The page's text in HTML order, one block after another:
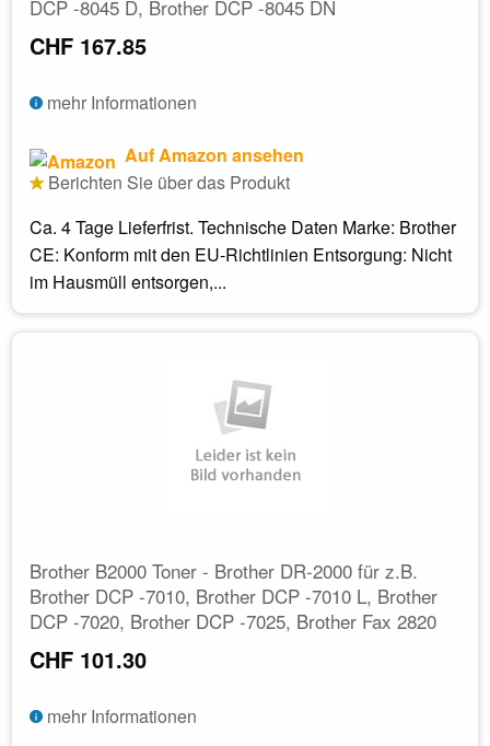
DCP -8045 D, Brother DCP -8045 DN
CHF 167.85
mehr Informationen
Auf Amazon ansehen
Berichten Sie über das Produkt
Ca. 4 Tage Lieferfrist. Technische Daten Marke: Brother
CE: Konform mit den EU-Richtlinien Entsorgung: Nicht
im Hausmüll entsorgen,...
Brother B2000 Toner - Brother DR-2000 für z.B.
Brother DCP -7010, Brother DCP -7010 L, Brother
DCP -7020, Brother DCP -7025, Brother Fax 2820
CHF 101.30
mehr Informationen